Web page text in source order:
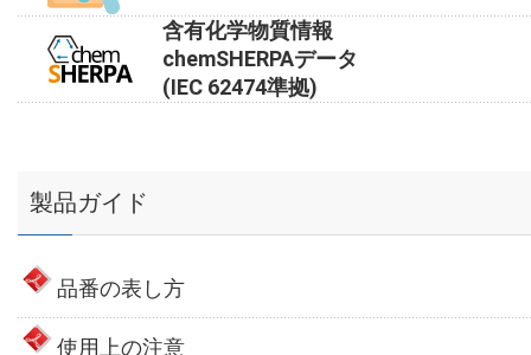
含有化学物質情報
chemSHERPAデータ
(IEC 62474準拠)
製品ガイド
品番の表し方
使用上の注意